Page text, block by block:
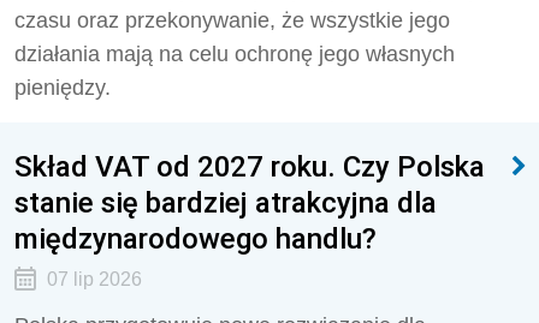
czasu oraz przekonywanie, że wszystkie jego
działania mają na celu ochronę jego własnych
pieniędzy.
Skład VAT od 2027 roku. Czy Polska
stanie się bardziej atrakcyjna dla
międzynarodowego handlu?
07 lip 2026